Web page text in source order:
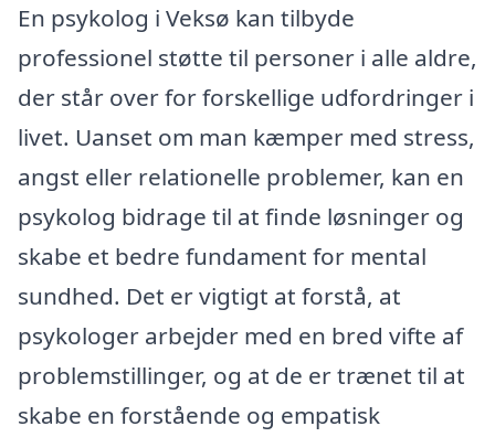
En psykolog i Veksø kan tilbyde
professionel støtte til personer i alle aldre,
der står over for forskellige udfordringer i
livet. Uanset om man kæmper med stress,
angst eller relationelle problemer, kan en
psykolog bidrage til at finde løsninger og
skabe et bedre fundament for mental
sundhed. Det er vigtigt at forstå, at
psykologer arbejder med en bred vifte af
problemstillinger, og at de er trænet til at
skabe en forstående og empatisk